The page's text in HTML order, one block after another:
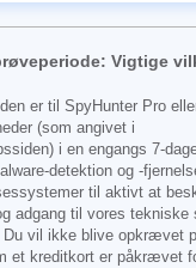
Vigtige
er til SpyHunter Pro
(som angivet i
i en engangs 7-
detektion og -
til aktivt at
adgang til vores tekniske
Du vil ikke blive opkrævet
et kreditkort er påkrævet